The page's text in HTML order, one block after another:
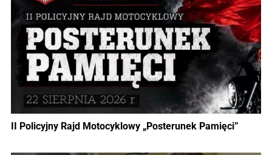
II Policyjny Rajd Motocyklowy „Posterunek Pamięci”